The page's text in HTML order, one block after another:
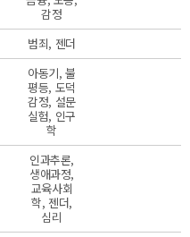
감정
범죄, 젠더
아동기, 불
평등, 도덕
감정, 설문
실험, 인구
학
인과추론,
생애과정,
교육사회
학, 젠더,
심리